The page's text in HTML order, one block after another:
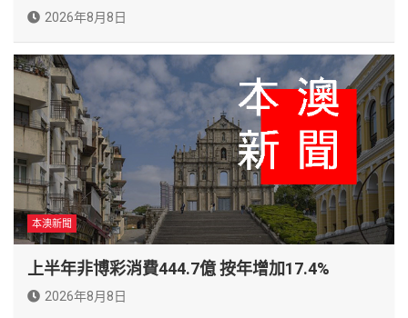
2026年8月8日
本澳新聞
上半年非博彩消費444.7億 按年增加17.4%
2026年8月8日